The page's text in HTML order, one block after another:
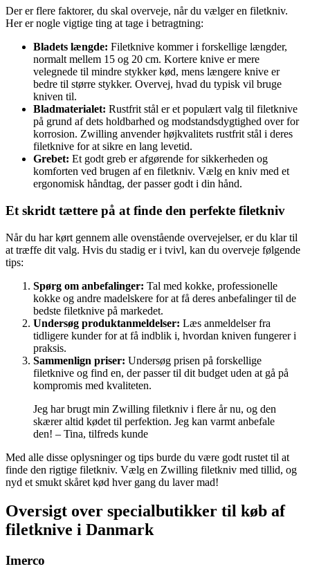
Der er flere faktorer, du skal overveje, når du vælger en filetkniv.
Her er nogle vigtige ting at tage i betragtning:
Bladets længde: Filetknive kommer i forskellige længder,
normalt mellem 15 og 20 cm. Kortere knive er mere
velegnede til mindre stykker kød, mens længere knive er
bedre til større stykker. Overvej, hvad du typisk vil bruge
kniven til.
Bladmaterialet: Rustfrit stål er et populært valg til filetknive
på grund af dets holdbarhed og modstandsdygtighed over for
korrosion. Zwilling anvender højkvalitets rustfrit stål i deres
filetknive for at sikre en lang levetid.
Grebet: Et godt greb er afgørende for sikkerheden og
komforten ved brugen af en filetkniv. Vælg en kniv med et
ergonomisk håndtag, der passer godt i din hånd.
Et skridt tættere på at finde den perfekte filetkniv
Når du har kørt gennem alle ovenstående overvejelser, er du klar til
at træffe dit valg. Hvis du stadig er i tvivl, kan du overveje følgende
tips:
Spørg om anbefalinger: Tal med kokke, professionelle
kokke og andre madelskere for at få deres anbefalinger til de
bedste filetknive på markedet.
Undersøg produktanmeldelser: Læs anmeldelser fra
tidligere kunder for at få indblik i, hvordan kniven fungerer i
praksis.
Sammenlign priser: Undersøg prisen på forskellige
filetknive og find en, der passer til dit budget uden at gå på
kompromis med kvaliteten.
Jeg har brugt min Zwilling filetkniv i flere år nu, og den
skærer altid kødet til perfektion. Jeg kan varmt anbefale
den! – Tina, tilfreds kunde
Med alle disse oplysninger og tips burde du være godt rustet til at
finde den rigtige filetkniv. Vælg en Zwilling filetkniv med tillid, og
nyd et smukt skåret kød hver gang du laver mad!
Oversigt over specialbutikker til køb af
filetknive i Danmark
Imerco